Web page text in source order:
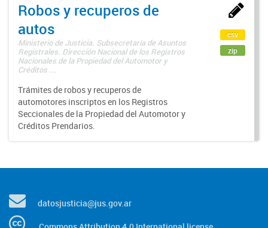
Robos y recuperos de
autos
Ministerio de Justicia. Subsecretaría de Asuntos
Registrales. Dirección Nacional de los Registros
Nacionales de la Propiedad del Automotor y
Créditos ...
Trámites de robos y recuperos de
automotores inscriptos en los Registros
Seccionales de la Propiedad del Automotor y
Créditos Prendarios.
csv
zip
datosjusticia@jus.gov.ar